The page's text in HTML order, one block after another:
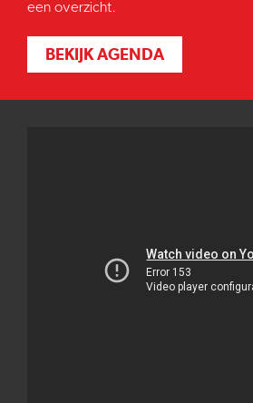
een overzicht.
BEKIJK AGENDA